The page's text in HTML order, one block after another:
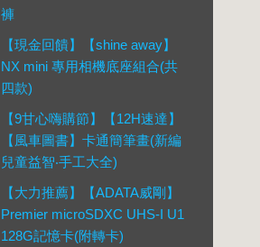
褲
【現金回饋】【shine away】
NX mini 專用相機底座組合(共
四款)
【9甘心嗨購節】【12H速達】
【風車圖書】卡通簡筆畫(新編
兒童益智‧手工大全)
【大力推薦】【ADATA威剛】
Premier microSDXC UHS-I U1
128G記憶卡(附轉卡)